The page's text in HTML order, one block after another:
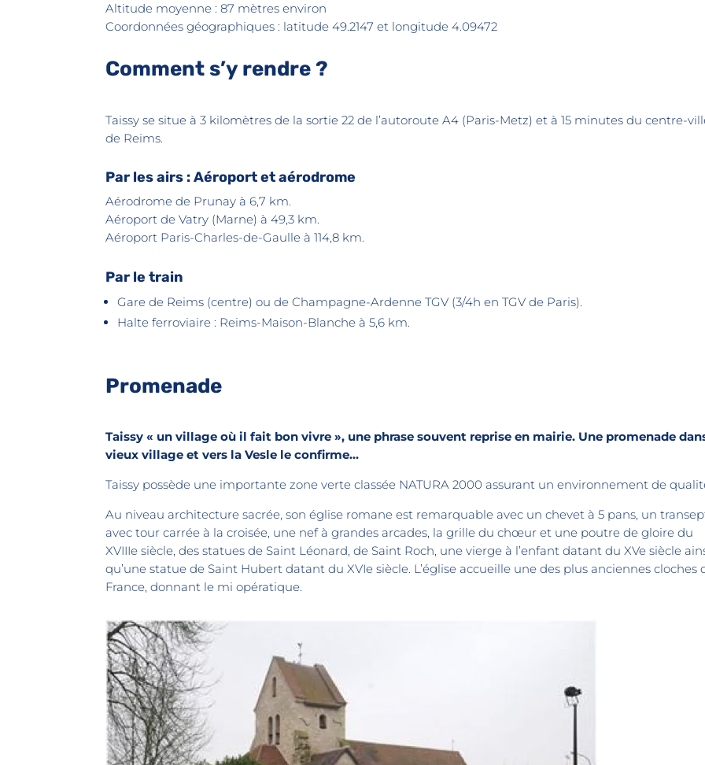
Altitude moyenne : 87 mètres environ
Coordonnées géographiques : latitude 49.2147 et longitude 4.09472
Comment s’y rendre ?
Taissy se situe à 3 kilomètres de la sortie 22 de l’autoroute A4 (Paris-Metz) et à 15 minutes du centre-
de Reims.
Par les airs : Aéroport et aérodrome
Aérodrome de Prunay à 6,7 km.
Aéroport de Vatry (Marne) à 49,3 km.
Aéroport Paris-Charles-de-Gaulle à 114,8 km.
Par le train
Gare de Reims (centre) ou de Champagne-Ardenne TGV (3/4h en TGV de Paris).
Halte ferroviaire : Reims-Maison-Blanche à 5,6 km.
Promenade
Taissy « un village où il fait bon vivre », une phrase souvent reprise en mairie. Une promenade
vieux village et vers la Vesle le confirme…
Taissy possède une importante zone verte classée NATURA 2000 assurant un environnement de
Au niveau architecture sacrée, son église romane est remarquable avec un chevet à 5 pans, un
avec tour carrée à la croisée, une nef à grandes arcades, la grille du chœur et une poutre de gloire du
XVIIIe siècle, des statues de Saint Léonard, de Saint Roch, une vierge à l’enfant datant du XVe siècle
qu’une statue de Saint Hubert datant du XVIe siècle. L’église accueille une des plus anciennes cloches
France, donnant le mi opératique.